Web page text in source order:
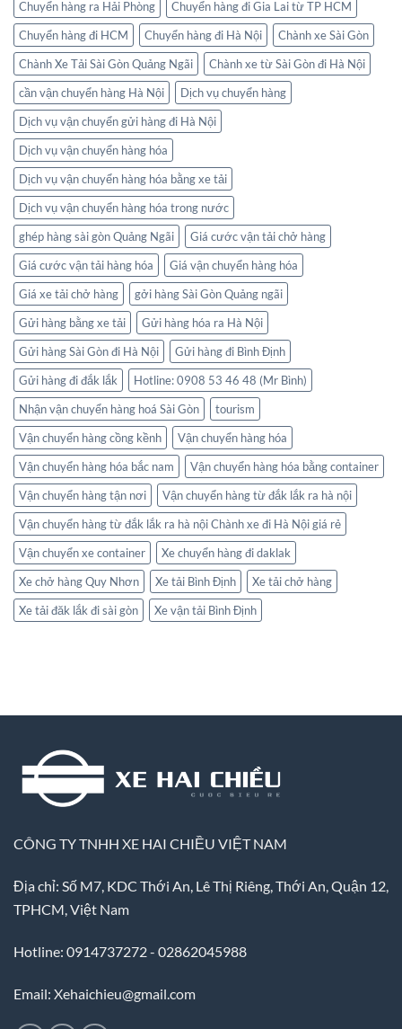
Chuyển hàng ra Hải Phòng
Chuyển hàng đi Gia Lai từ TP HCM
Chuyển hàng đi HCM
Chuyển hàng đi Hà Nội
Chành xe Sài Gòn
Chành Xe Tải Sài Gòn Quảng Ngãi
Chành xe từ Sài Gòn đi Hà Nội
cần vận chuyển hàng Hà Nội
Dịch vụ chuyển hàng
Dịch vụ vận chuyển gửi hàng đi Hà Nội
Dịch vụ vận chuyển hàng hóa
Dịch vụ vận chuyển hàng hóa bằng xe tải
Dịch vụ vận chuyển hàng hóa trong nước
ghép hàng sài gòn Quảng Ngãi
Giá cước vận tải chở hàng
Giá cước vận tải hàng hóa
Giá vận chuyển hàng hóa
Giá xe tải chở hàng
gởi hàng Sài Gòn Quảng ngãi
Gửi hàng bằng xe tải
Gửi hàng hóa ra Hà Nội
Gửi hàng Sài Gòn đi Hà Nội
Gửi hàng đi Bình Định
Gửi hàng đi đắk lắk
Hotline: 0908 53 46 48 (Mr Bình)
Nhận vận chuyển hàng hoá Sài Gòn
tourism
Vận chuyển hàng cồng kềnh
Vận chuyển hàng hóa
Vận chuyển hàng hóa bắc nam
Vận chuyển hàng hóa bằng container
Vận chuyển hàng tận nơi
Vận chuyển hàng từ đắk lắk ra hà nội
Vận chuyển hàng từ đắk lắk ra hà nội Chành xe đi Hà Nội giá rẻ
Vận chuyển xe container
Xe chuyển hàng đi daklak
Xe chở hàng Quy Nhơn
Xe tải Bình Định
Xe tải chở hàng
Xe tải đăk lắk đi sài gòn
Xe vận tải Bình Định
CÔNG TY TNHH XE HAI CHIỀU VIỆT NAM
Địa chỉ: Số M7, KDC Thới An, Lê Thị Riêng, Thới An, Quận 12,
TPHCM, Việt Nam
Hotline: 0914737272 - 02862045988
Email: Xehaichieu@gmail.com